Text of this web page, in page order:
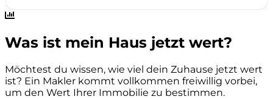
Was ist mein Haus jetzt wert?
Möchtest du wissen, wie viel dein Zuhause jetzt wert
ist? Ein Makler kommt vollkommen freiwillig vorbei,
um den Wert Ihrer Immobilie zu bestimmen.